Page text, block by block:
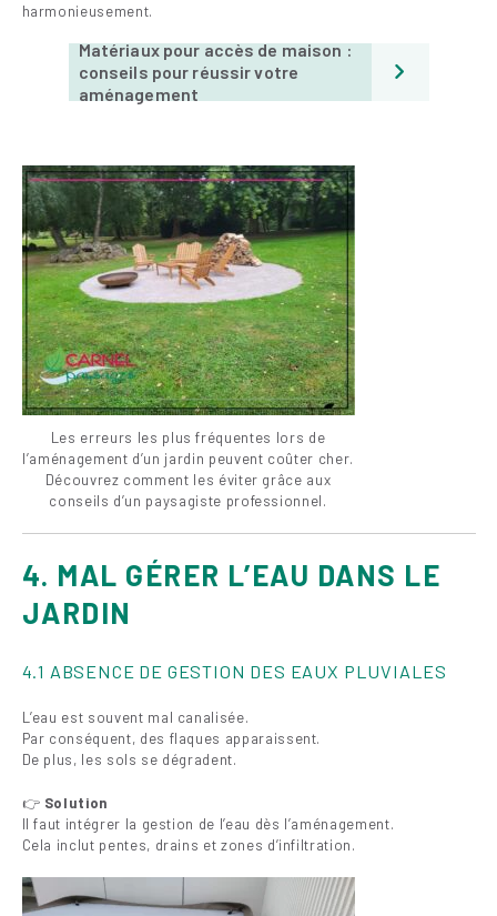
harmonieusement.
Matériaux pour accès de maison :
conseils pour réussir votre
aménagement
Les erreurs les plus fréquentes lors de
l’aménagement d’un jardin peuvent coûter cher.
Découvrez comment les éviter grâce aux
conseils d’un paysagiste professionnel.
4. MAL GÉRER L’EAU DANS LE
JARDIN
4.1 ABSENCE DE GESTION DES EAUX PLUVIALES
L’eau est souvent mal canalisée.
Par conséquent, des flaques apparaissent.
De plus, les sols se dégradent.
👉 Solution
Il faut intégrer la gestion de l’eau dès l’aménagement.
Cela inclut pentes, drains et zones d’infiltration.